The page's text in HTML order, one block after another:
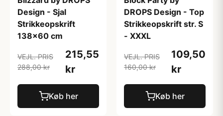
Design - Sjal
Strikkeopskrift
138x60 cm
VEJL. PRIS
288,00 kr
215,55
kr
Køb her
DROPS Design - Top
Strikkeopskrift str. S
- XXXL
VEJL. PRIS
160,00 kr
109,50
kr
Køb her